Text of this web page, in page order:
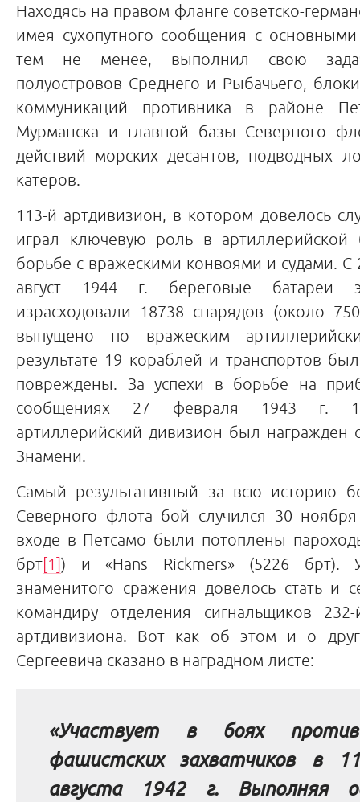
Находясь на правом фланге советско-
имея сухопутного сообщения с
тем не менее, выполнил свою
полуостровов Среднего и Рыбачьего,
коммуникаций противника в районе
Мурманска и главной базы Северного
действий морских десантов, подводных
катеров.
113-й артдивизион, в котором довелось
играл ключевую роль в артиллерийской
борьбе с вражескими конвоями и судами. С
август 1944 г. береговые батареи
израсходовали 18738 снарядов (около
выпущено по вражеским
результате 19 кораблей и транспортов
повреждены. За успехи в борьбе на
сообщениях 27 февраля 1943 г.
артиллерийский дивизион был награжден
Знамени.
Самый результативный за всю историю
Северного флота бой случился 30
входе в Петсамо были потоплены
брт[1]) и «Hans Rickmers» (5226 брт).
знаменитого сражения довелось стать и
командиру отделения сигнальщиков
артдивизиона. Вот как об этом и о
Сергеевича сказано в наградном листе:
«Участвует в боях
фашистских захватчиков в
августа 1942 г. Выполняя